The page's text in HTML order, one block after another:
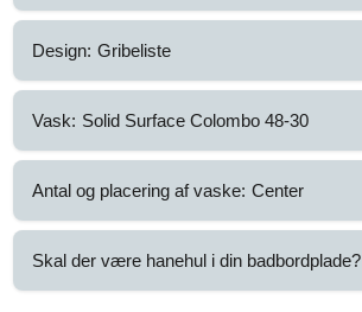
Design: Gribeliste
Vask: Solid Surface Colombo 48-30
Antal og placering af vaske: Center
Skal der være hanehul i din badbordplade?